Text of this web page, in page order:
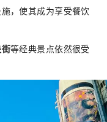
，使其成为享受餐饮
等经典景点依然很受